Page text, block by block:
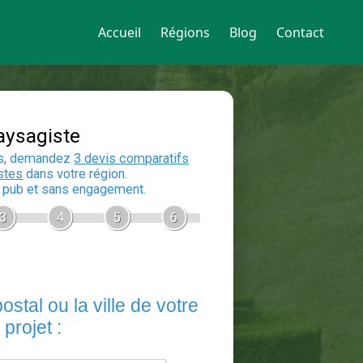
Accueil Régions Blog Contact
Devis Paysagiste
En 5 minutes, demandez
auxpaysagistesdans votre région.
Gratuit, sans pub et sans engagement.